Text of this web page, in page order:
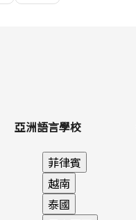
亞洲語言學校